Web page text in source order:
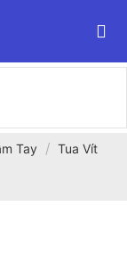
Tay / Tua Vít